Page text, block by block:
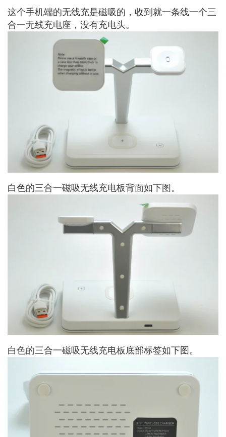
这个手机端的无线充是磁吸的，收到就一条线一个三
合一无线充电座，没有充电头。
白色的三合一磁吸无线充电板背面如下图。
白色的三合一磁吸无线充电板底部标签如下图。